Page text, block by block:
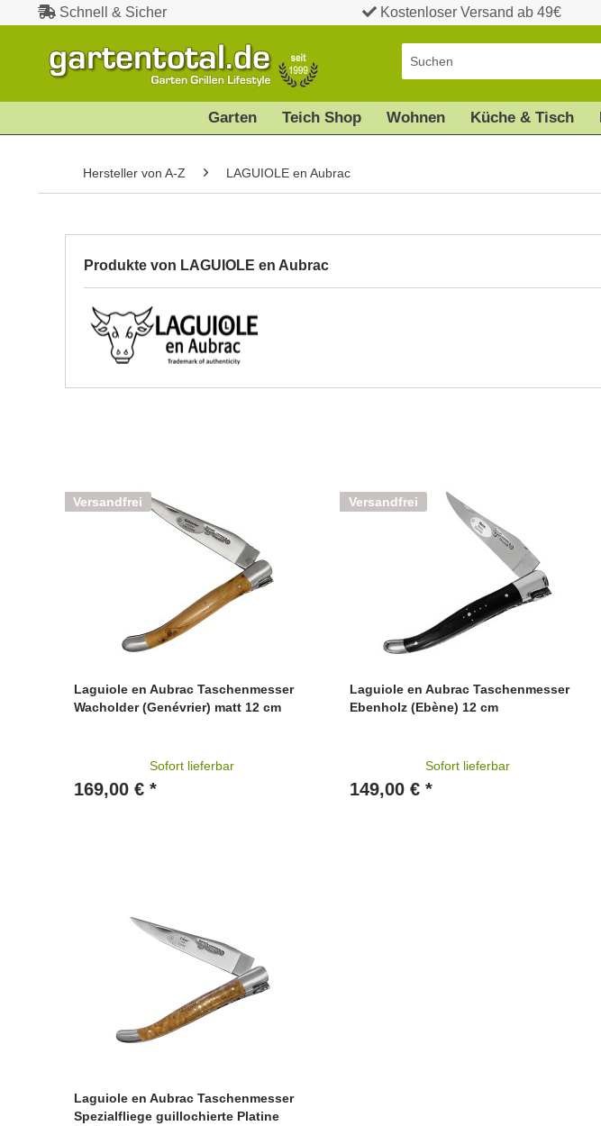
Schnell & Sicher Kostenloser Versand ab 49€
Garten Teich Shop Wohnen Küche & Tisch
Hersteller von A-Z LAGUIOLE en Aubrac
Produkte von LAGUIOLE en Aubrac
Versandfrei
Laguiole en Aubrac Taschenmesser
Wacholder (Genévrier) matt 12 cm
Sofort lieferbar
169,00 € *
Versandfrei
Laguiole en Aubrac Taschenmesser
Ebenholz (Ebène) 12 cm
Sofort lieferbar
149,00 € *
Laguiole en Aubrac Taschenmesser
Spezialfliege guillochierte Platine